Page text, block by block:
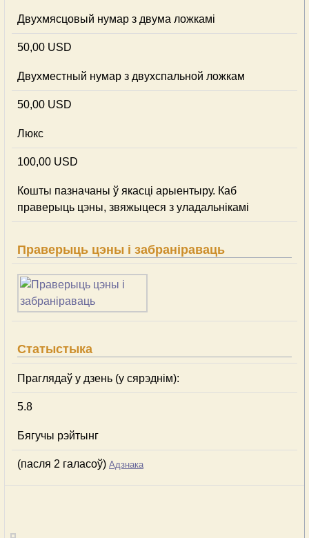
Двухмясцовый нумар з двума ложкамі
50,00 USD
Двухместный нумар з двухспальной ложкам
50,00 USD
Люкс
100,00 USD
Кошты пазначаны ў якасці арыентыру. Каб
праверыць цэны, звяжыцеся з уладальнікамі
Праверыць цэны і забраніраваць
Статыстыка
Праглядаў у дзень (у сярэднім):
5.8
Бягучы рэйтынг
(пасля 2 галасоў) Адзнака